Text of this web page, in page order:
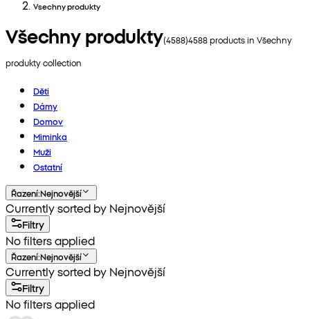
Vsechny produkty
Všechny produkty(4588)4588products in Všechny
produktycollection
Děti
Dámy
Domov
Miminka
Muži
Ostatní
Řazení:Nejnovější
Currently sorted by Nejnovější
Filtry
No filters applied
Řazení:Nejnovější
Currently sorted by Nejnovější
Filtry
No filters applied